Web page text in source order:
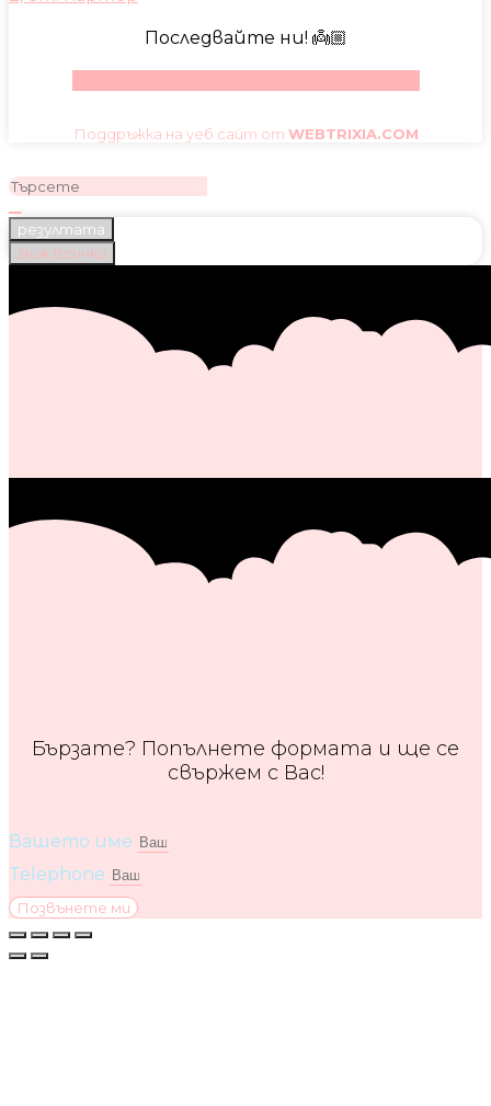
Последвайте ни! 👼🏼
Поддръжка на уеб сайт от WEBTRIXIA.COM
резултата
Виж всички
Бързате? Попълнете формата и ще се
свържем с Вас!
Вашето име
Telephone
Позвънете ми